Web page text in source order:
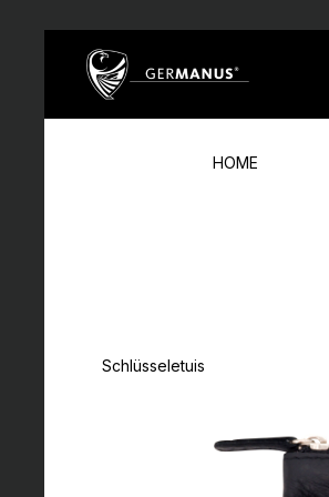
HOME
Schlüsseletuis